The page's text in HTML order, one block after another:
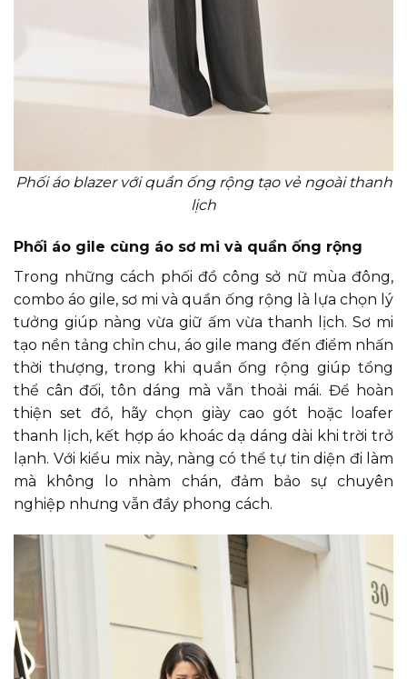
Phối áo blazer với quần ống rộng tạo vẻ ngoài thanh
lịch
Phối áo gile cùng áo sơ mi và quần ống rộng
Trong những cách phối đồ công sở nữ mùa đông,
combo áo gile, sơ mi và quần ống rộng là lựa chọn lý
tưởng giúp nàng vừa giữ ấm vừa thanh lịch. Sơ mi
tạo nền tảng chỉn chu, áo gile mang đến điểm nhấn
thời thượng, trong khi quần ống rộng giúp tổng
thể cân đối, tôn dáng mà vẫn thoải mái. Để hoàn
thiện set đồ, hãy chọn giày cao gót hoặc loafer
thanh lịch, kết hợp áo khoác dạ dáng dài khi trời trở
lạnh. Với kiểu mix này, nàng có thể tự tin diện đi làm
mà không lo nhàm chán, đảm bảo sự chuyên
nghiệp nhưng vẫn đầy phong cách.